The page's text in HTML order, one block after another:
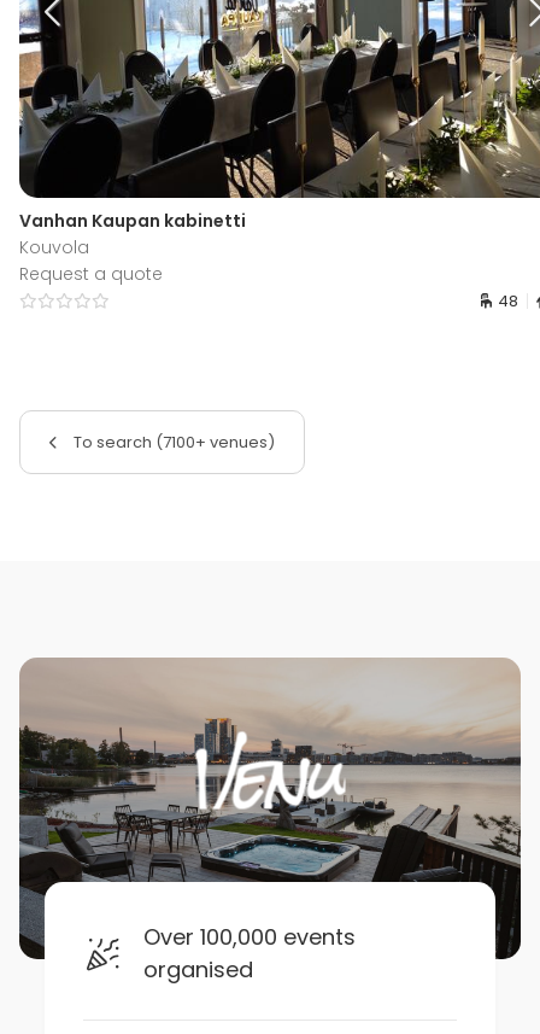
Vanhan Kaupan kabinetti
Kouvola
Request a quote
48
To search (7100+ venues)
Over 100,000 events
organised